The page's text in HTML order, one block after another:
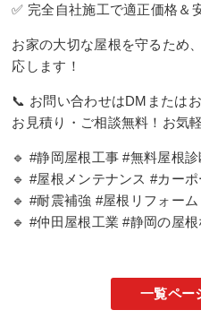
✅ 完全自社施工で適正価格＆
お家の大切な屋根を守るため
応します！
📞 お問い合わせはDMまたは
お見積り・ご相談無料！お気
🔹 #静岡屋根工事 #無料屋根
🔹 #屋根メンテナンス #カー
🔹 #耐震補強 #屋根リフォー
🔹 #仲田屋根工業 #静岡の屋
一覧ペー